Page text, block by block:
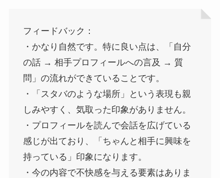
フィードバック：
・かなり自然です。特に良い点は、「自分
の話 → 相手プロフィールへの言及 → 質
問」の流れができていることです。
・「スタバのような場所」という表現も親
しみやすく、気取った印象がありません。
・プロフィールを読んで会話を広げている
感じが出ており、「ちゃんと相手に興味を
持っている」印象になります。
・今の内容で不快感を与える要素はありま